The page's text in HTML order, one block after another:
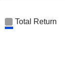
Total Return